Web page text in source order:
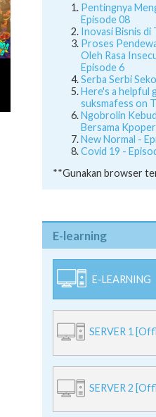
Pentingnya
Episode 08
Inovasi Bisnis di
Proses
Oleh Rasa
Episode 6
Serba Serbi
Here's a helpful
suksmafess on
Ngobrolin
Bersama
New Normal -
Covid 19 -
**Gunakan browser
E-learning
E-LEARNING
SERVER 1
SERVER 2